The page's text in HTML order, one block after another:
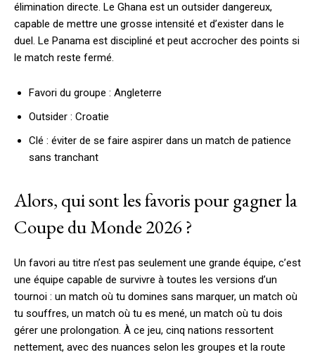
élimination directe. Le Ghana est un outsider dangereux,
capable de mettre une grosse intensité et d’exister dans le
duel. Le Panama est discipliné et peut accrocher des points si
le match reste fermé.
Favori du groupe : Angleterre
Outsider : Croatie
Clé : éviter de se faire aspirer dans un match de patience
sans tranchant
Alors, qui sont les favoris pour gagner la
Coupe du Monde 2026 ?
Un favori au titre n’est pas seulement une grande équipe, c’est
une équipe capable de survivre à toutes les versions d’un
tournoi : un match où tu domines sans marquer, un match où
tu souffres, un match où tu es mené, un match où tu dois
gérer une prolongation. À ce jeu, cinq nations ressortent
nettement, avec des nuances selon les groupes et la route